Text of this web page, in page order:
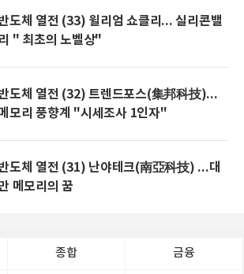
도체 열전 (33) 윌리엄 쇼클리... 실리콘밸
" 최초의 노벨상"
도체 열전 (32) 트렌드포스(集邦科技)...
모리 풍향계 "시세조사 1인자"
도체 열전 (31) 난야테크(南亞科技) ...대
메모리의 꿈
종합 금융